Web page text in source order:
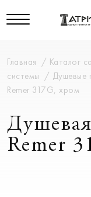
Главная Каталог
системы
Душевые
Remer 317G, хром
Remer